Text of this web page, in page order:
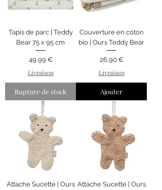
Tapis de parc | Teddy
Bear 75 x 95 cm
Prix
49,99 €
Livraison
Rupture de stock
Couverture en coton
bio | Ours Teddy Bear
Prix
26,90 €
Livraison
Ajouter
Attache Sucette | Ours Attache Sucette | Ours